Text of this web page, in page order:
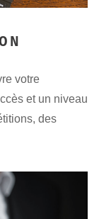
votre
et un niveau
des